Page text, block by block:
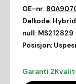
OE-nr:
Delkode:
null: MS212829
Posisjon:
Garanti 2